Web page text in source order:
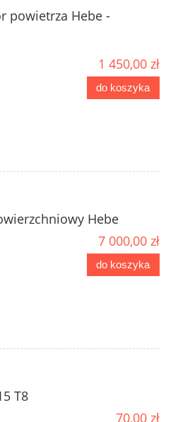
powietrza Hebe -
1 450,00 zł
do koszyka
Hebe
7 000,00 zł
do koszyka
T8
70,00 zł